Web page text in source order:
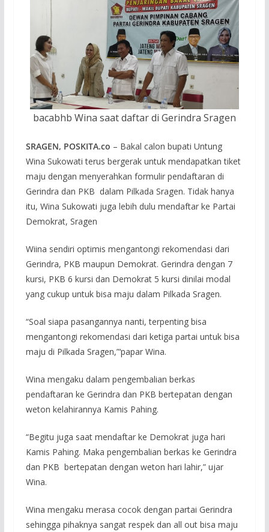
bacabhb Wina saat daftar di Gerindra Sragen
SRAGEN, POSKITA.co – Bakal calon bupati Untung
Wina Sukowati terus bergerak untuk mendapatkan tiket
maju dengan menyerahkan formulir pendaftaran di
Gerindra dan PKB dalam Pilkada Sragen. Tidak hanya
itu, Wina Sukowati juga lebih dulu mendaftar ke Partai
Demokrat, Sragen
Wiina sendiri optimis mengantongi rekomendasi dari
Gerindra, PKB maupun Demokrat. Gerindra dengan 7
kursi, PKB 6 kursi dan Demokrat 5 kursi dinilai modal
yang cukup untuk bisa maju dalam Pilkada Sragen.
“Soal siapa pasangannya nanti, terpenting bisa
mengantongi rekomendasi dari ketiga partai untuk bisa
maju di Pilkada Sragen,”‘papar Wina.
Wina mengaku dalam pengembalian berkas
pendaftaran ke Gerindra dan PKB bertepatan dengan
weton kelahirannya Kamis Pahing.
“Begitu juga saat mendaftar ke Demokrat juga hari
Kamis Pahing. Maka pengembalian berkas ke Gerindra
dan PKB bertepatan dengan weton hari lahir,” ujar
Wina.
Wina mengaku merasa cocok dengan partai Gerindra
sehingga pihaknya sangat respek dan all out bisa maju